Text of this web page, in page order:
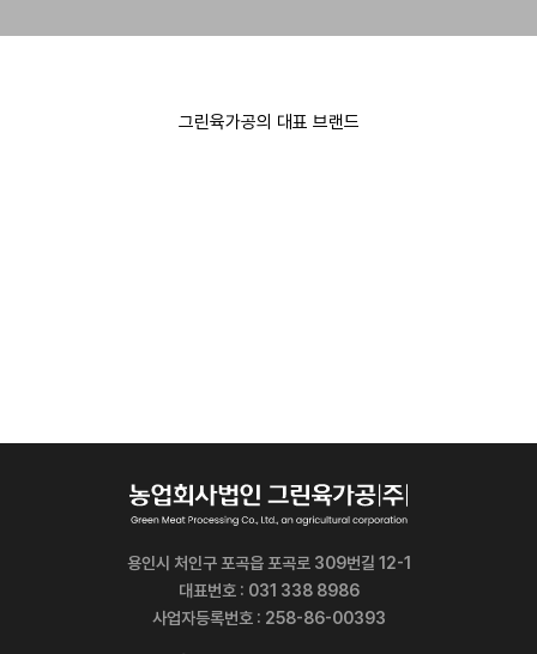
그린육가공의 대표 브랜드
용인시 처인구 포곡읍 포곡로 309번길 12-1
대표번호 : 031 338 8986
사업자등록번호 : 258-86-00393